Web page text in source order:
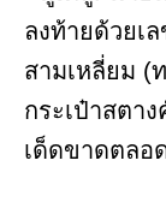
ลงท้ายด้วยเ
สามเหลี่ยม (
กระเป๋าสตา
เด็ดขาดตลอ